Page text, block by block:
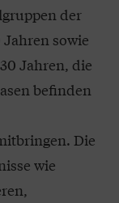
der
sowie
Jahren, die
befinden
Die
wie